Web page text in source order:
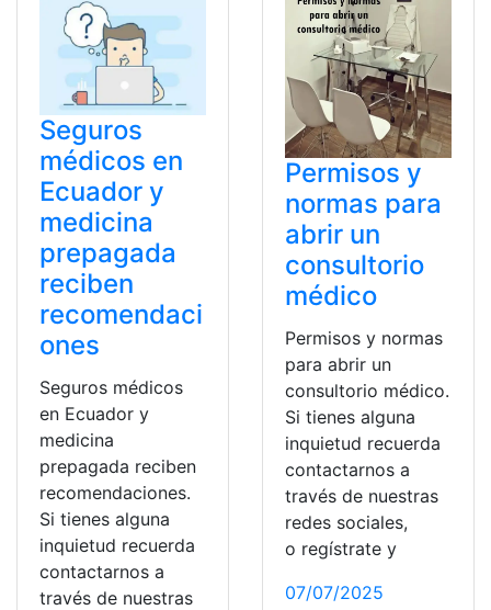
Seguros
médicos en
Ecuador y
medicina
prepagada
reciben
recomendaci
ones
Seguros médicos
en Ecuador y
medicina
prepagada reciben
recomendaciones.
Si tienes alguna
inquietud recuerda
contactarnos a
través de nuestras
Permisos y
normas para
abrir un
consultorio
médico
Permisos y normas
para abrir un
consultorio médico.
Si tienes alguna
inquietud recuerda
contactarnos a
través de nuestras
redes sociales,
o regístrate y
07/07/2025